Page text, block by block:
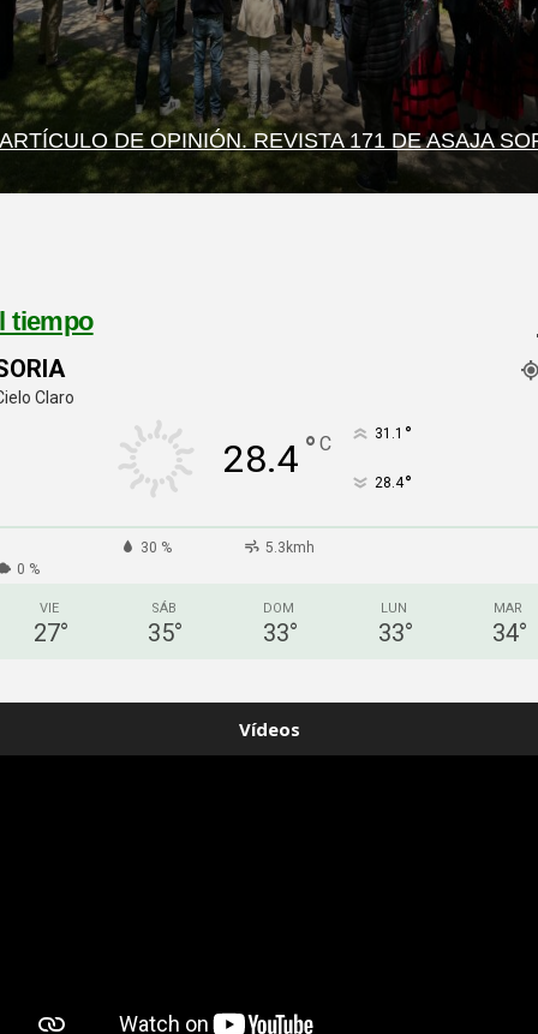
ARTÍCULO DE OPINIÓN. REVISTA 171 DE ASAJA
tiempo
Claro
28.4 ° C 31.1 °
28.4°
30 %
5.3kmh
0 %
VIE
27°
SÁB
35°
DOM
33°
LUN
33°
MAR
34°
Vídeos